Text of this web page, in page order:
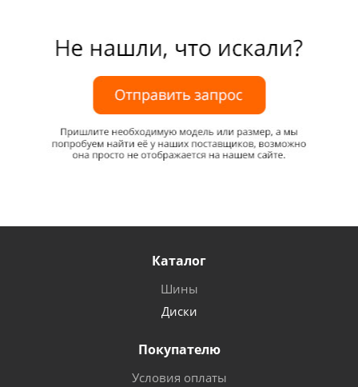
Каталог
Шины
Диски
Покупателю
Условия оплаты